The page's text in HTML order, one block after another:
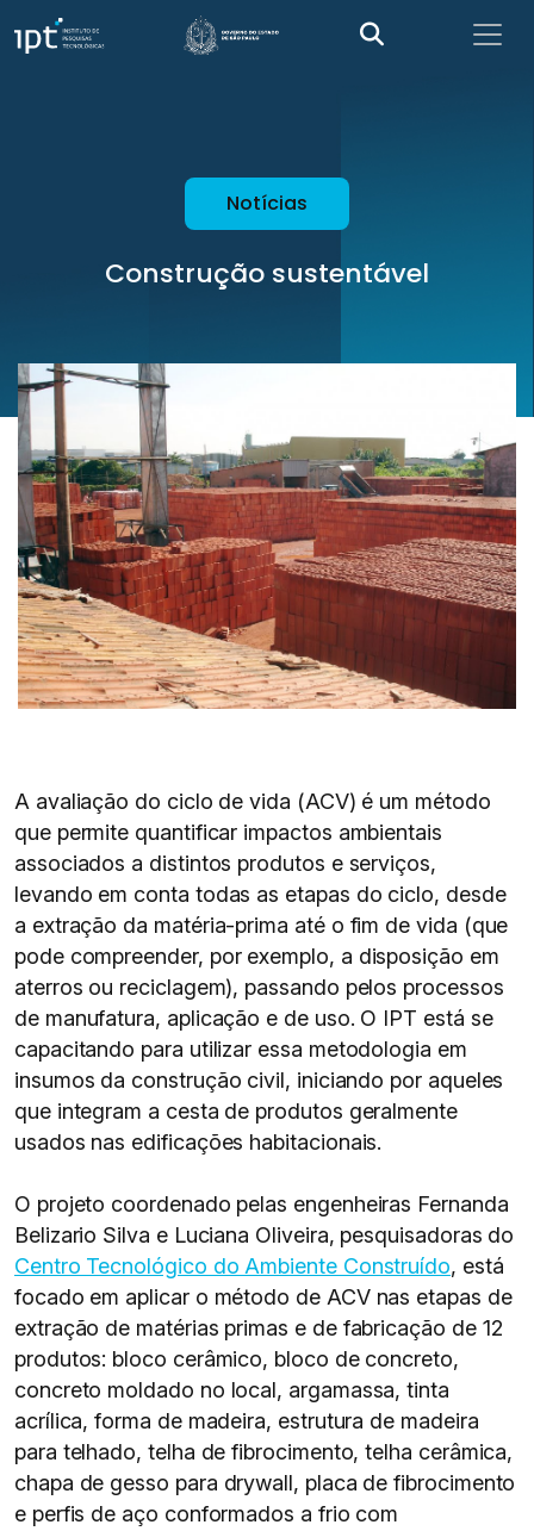
Notícias
Construção sustentável
A avaliação do ciclo de vida (ACV) é um método
que permite quantificar impactos ambientais
associados a distintos produtos e serviços,
levando em conta todas as etapas do ciclo, desde
a extração da matéria-prima até o fim de vida (que
pode compreender, por exemplo, a disposição em
aterros ou reciclagem), passando pelos processos
de manufatura, aplicação e de uso. O IPT está se
capacitando para utilizar essa metodologia em
insumos da construção civil, iniciando por aqueles
que integram a cesta de produtos geralmente
usados nas edificações habitacionais.
O projeto coordenado pelas engenheiras Fernanda
Belizario Silva e Luciana Oliveira, pesquisadoras do
Centro Tecnológico do Ambiente Construído, está
focado em aplicar o método de ACV nas etapas de
extração de matérias primas e de fabricação de 12
produtos: bloco cerâmico, bloco de concreto,
concreto moldado no local, argamassa, tinta
acrílica, forma de madeira, estrutura de madeira
para telhado, telha de fibrocimento, telha cerâmica,
chapa de gesso para drywall, placa de fibrocimento
e perfis de aço conformados a frio com